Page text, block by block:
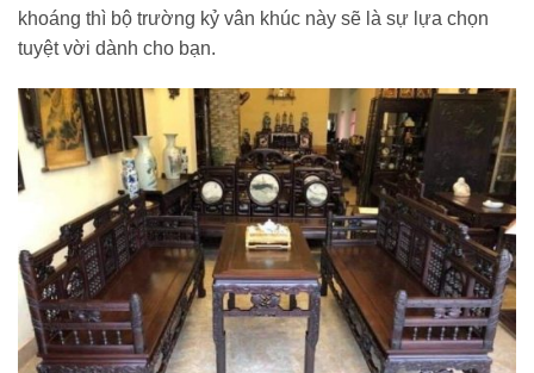
khoáng thì bộ trường kỷ vân khúc này sẽ là sự lựa chọn
tuyệt vời dành cho bạn.